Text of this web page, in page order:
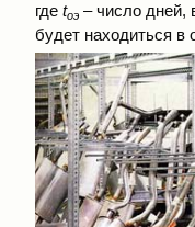
где tоэ – число дней,
будет находиться в